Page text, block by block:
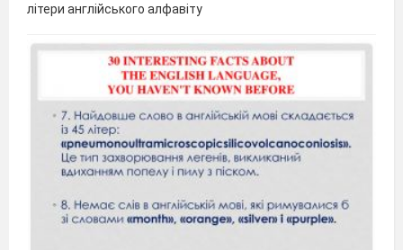
літери англійського алфавіту